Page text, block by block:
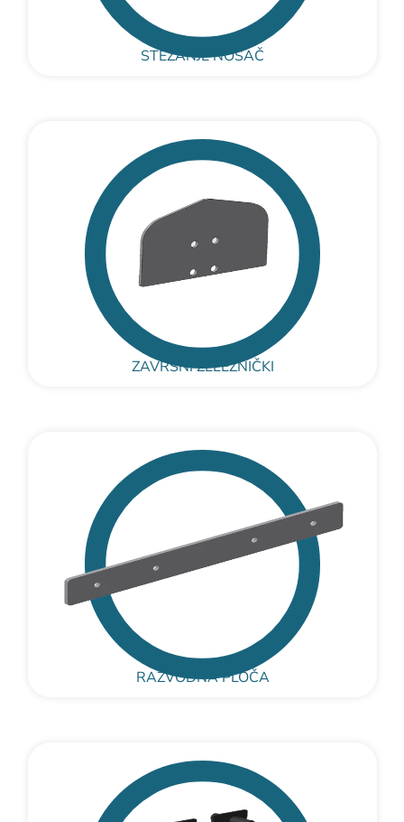
STEZANJE NOSAČ
ZAVRŠNI ŽELEZNIČKI
RAZVODNA PLOČA